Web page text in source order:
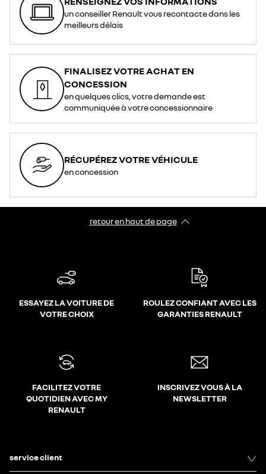
un conseiller Renault vous recontacte dans les
meilleurs délais
FINALISEZ VOTRE ACHAT EN
CONCESSION
en quelques clics, votre demande est
communiquée à votre concessionnaire
RÉCUPÉREZ VOTRE VÉHICULE
en concession
retour en haut de page​
ESSAYEZ LA VOITURE DE
VOTRE CHOIX
ROULEZ CONFIANT AVEC LES
GARANTIES RENAULT
FACILITEZ VOTRE
QUOTIDIEN AVEC MY
RENAULT
INSCRIVEZ VOUS À LA
NEWSLETTER
service client